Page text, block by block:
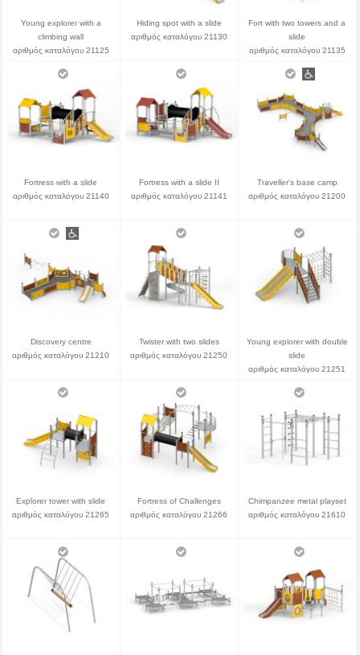
Young explorer with a
climbing wall
αριθμός καταλόγου 21125
Hiding spot with a slide
αριθμός καταλόγου 21130
Fort with two towers and a
slide
αριθμός καταλόγου 21135
Fortress with a slide
αριθμός καταλόγου 21140
Fortress with a slide II
αριθμός καταλόγου 21141
Traveller's base camp
αριθμός καταλόγου 21200
Discovery centre
αριθμός καταλόγου 21210
Twister with two slides
αριθμός καταλόγου 21250
Young explorer with double
slide
αριθμός καταλόγου 21251
Explorer tower with slide
αριθμός καταλόγου 21265
Fortress of Challenges
αριθμός καταλόγου 21266
Chimpanzee metal playset
αριθμός καταλόγου 21610